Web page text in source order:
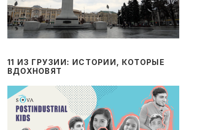
11 ИЗ ГРУЗИИ: ИСТОРИИ, КОТОРЫЕ
ВДОХНОВЯТ